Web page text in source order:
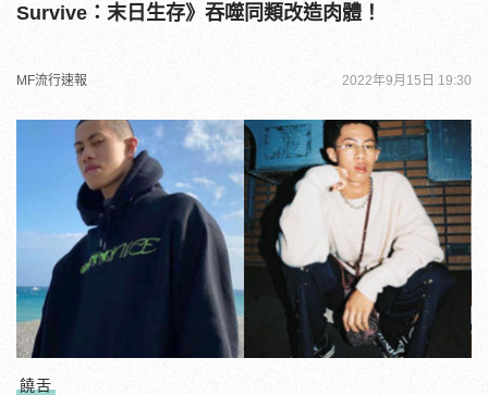
Survive：末日生存》吞噬同類改造肉體！
MF流行速報 2022年9月15日 19:30
饒舌